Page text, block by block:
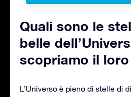
Quali sono le
belle
scopriamo il
L’Universo è pieno di stelle di